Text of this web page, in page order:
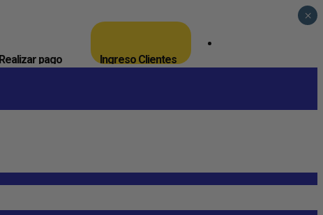
Realizar pago Ingreso Clientes
×